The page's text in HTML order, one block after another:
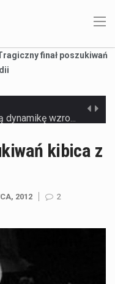
finał poszukiwań
kibica z
2012
2